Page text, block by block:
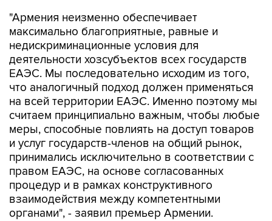
"Армения неизменно обеспечивает
максимально благоприятные, равные и
недискриминационные условия для
деятельности хозсубъектов всех государств
ЕАЭС. Мы последовательно исходим из того,
что аналогичный подход должен применяться
на всей территории ЕАЭС. Именно поэтому мы
считаем принципиально важным, чтобы любые
меры, способные повлиять на доступ товаров
и услуг государств-членов на общий рынок,
принимались исключительно в соответствии с
правом ЕАЭС, на основе согласованных
процедур и в рамках конструктивного
взаимодействия между компетентными
органами", - заявил премьер Армении.